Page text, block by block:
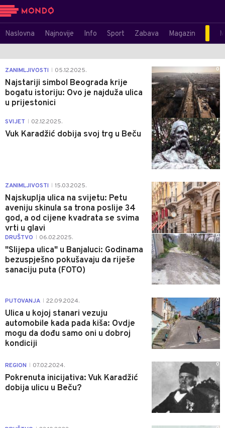
Naslovna Najnovije Info Sport Zabava Magazin
ZANIMLJIVOSTI 05.12.2025.
Najstariji simbol Beograda krije
bogatu istoriju: Ovo je najduža ulica
u prijestonici
0
SVIJET 02.12.2025.
Vuk Karadžić dobija svoj trg u Beču
1
ZANIMLJIVOSTI 15.03.2025.
Najskuplja ulica na svijetu: Petu
aveniju skinula sa trona poslije 34
god, a od cijene kvadrata se svima
vrti u glavi
0
DRUŠTVO 06.02.2025.
"Slijepa ulica" u Banjaluci: Godinama
bezuspješno pokušavaju da riješe
sanaciju puta (FOTO)
0
PUTOVANJA 22.09.2024.
Ulica u kojoj stanari vezuju
automobile kada pada kiša: Ovdje
mogu da dođu samo oni u dobroj
kondiciji
0
REGION 07.02.2024.
Pokrenuta inicijativa: Vuk Karadžić
dobija ulicu u Beču?
0